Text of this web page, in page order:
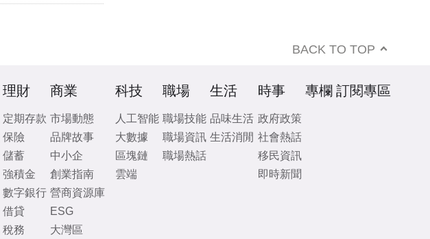
BACK TO TOP
理財
定期存款
保險
儲蓄
強積金
數字銀行
借貸
稅務
商業
市場動態
品牌故事
中小企
創業指南
營商資源庫
ESG
大灣區
科技
人工智能
大數據
區塊鏈
雲端
職場
職場技能
職場資訊
職場熱話
生活
品味生活
生活消閒
時事
政府政策
社會熱話
移民資訊
即時新聞
專欄 訂閱專區